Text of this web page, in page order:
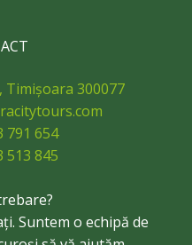
Timișoara 300077
791 654
513 845
Suntem o echipă de